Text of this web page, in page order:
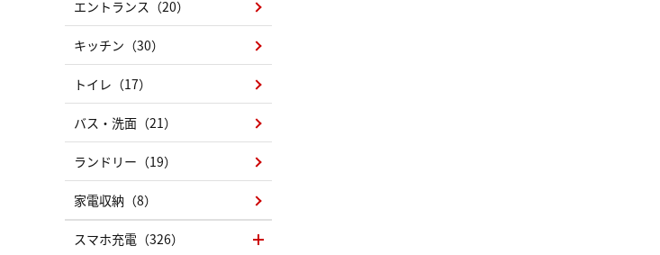
エントランス（20）
キッチン（30）
トイレ（17）
バス・洗面（21）
ランドリー（19）
家電収納（8）
スマホ充電（326）